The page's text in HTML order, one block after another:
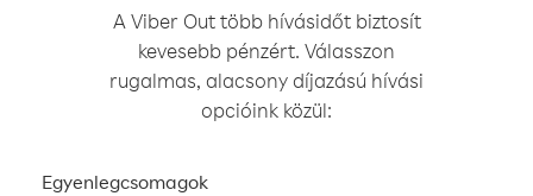
A Viber Out több hívásidőt biztosít
kevesebb pénzért. Válasszon
rugalmas, alacsony díjazású hívási
opcióink közül:
Egyenlegcsomagok